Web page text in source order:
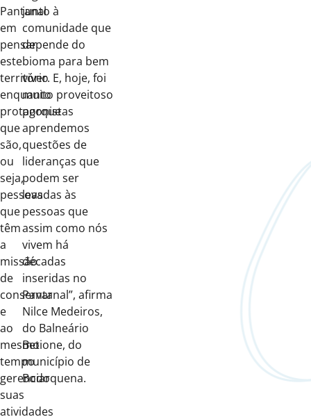
Pantanal
em
pensar
este
território
enquanto
protagonistas
que
são,
ou
seja,
pessoas
que
têm
a
missão
de
conservar
e
ao
mesmo
tempo
gerenciar
suas
atividades
junto à
comunidade que
depende do
bioma para bem
viver. E, hoje, foi
muito proveitoso
porque
aprendemos
questões de
lideranças que
podem ser
levadas às
pessoas que
assim como nós
vivem há
décadas
inseridas no
Pantanal”, afirma
Nilce Medeiros,
do Balneário
Betione, do
município de
Bodoquena.